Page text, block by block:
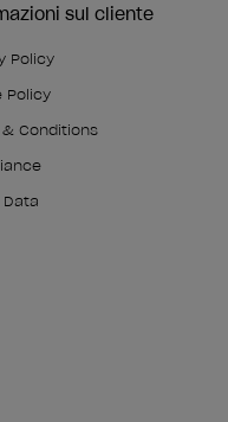
sul cliente
Policy
Policy
Conditions